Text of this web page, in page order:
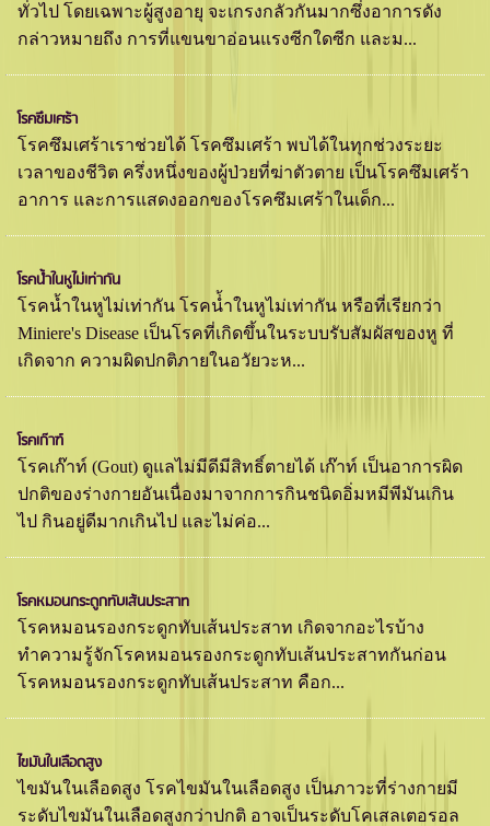
ทั่วไป โดยเฉพาะผู้สูงอายุ จะเกรงกลัวกันมากซึ่งอาการดัง
กล่าวหมายถึง การที่แขนขาอ่อนแรงซีกใดซีก และม...
โรคซึมเศร้า
โรคซึมเศร้าเราช่วยได้ โรคซึมเศร้า พบได้ในทุกช่วงระยะ
เวลาของชีวิต ครึ่งหนึ่งของผู้ป่วยที่ฆ่าตัวตาย เป็นโรคซึมเศร้า
อาการ และการแสดงออกของโรคซึมเศร้าในเด็ก...
โรคนํ้าในหูไม่เท่ากัน
โรคนํ้าในหูไม่เท่ากัน โรคนํํ้าในหูไม่เท่ากัน หรือที่เรียกว่า
Miniere's Disease เป็นโรคที่เกิดขึ้นในระบบรับสัมผัสของหู ที่
เกิดจาก ความผิดปกติภายในอวัยวะห...
โรคเก๊าฑ์
โรคเก๊าท์ (Gout) ดูแลไม่มีดีมีสิทธิ์ตายได้ เก๊าท์ เป็นอาการผิด
ปกติของร่างกายอันเนื่องมาจากการกินชนิดอิ่มหมีพีมันเกิน
ไป กินอยู่ดีมากเกินไป และไม่ค่อ...
โรคหมอนกระดูกทับเส้นประสาท
โรคหมอนรองกระดูกทับเส้นประสาท เกิดจากอะไรบ้าง
ทำความรู้จักโรคหมอนรองกระดูกทับเส้นประสาทกันก่อน
โรคหมอนรองกระดูกทับเส้นประสาท คือก...
ไขมันในเลือดสูง
ไขมันในเลือดสูง โรคไขมันในเลือดสูง เป็นภาวะที่ร่างกายมี
ระดับไขมันในเลือดสูงกว่าปกติ อาจเป็นระดับโคเสลเตอรอล